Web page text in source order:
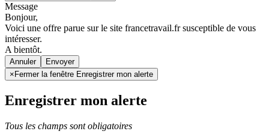
Message
Bonjour,
Voici une offre parue sur le site francetravail.fr susceptible de vous
intéresser.
A bientôt.
Annuler
× Fermer la fenêtre Enregistrer mon alerte
Enregistrer mon alerte
Tous les champs sont obligatoires